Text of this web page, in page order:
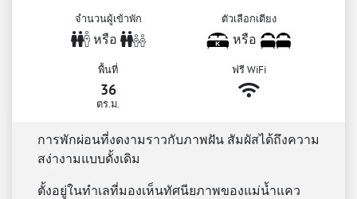
จำนวนผู้เข้าพัก
หรือ
ตัวเลือกเตียง
หรือ
พื้นที่
36
ตร.ม.
ฟรี WiFi
การพักผ่อนที่งดงามราวกับภาพฝัน สัมผัสได้ถึงความ
สง่างามแบบดั้งเดิม
ตั้งอยู่ในทำเลที่มองเห็นทัศนียภาพของแม่น้ำแคว